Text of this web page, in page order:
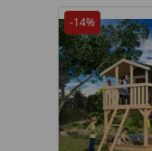
-14%